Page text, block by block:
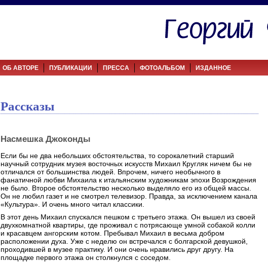
ОБ АВТОРЕ ПУБЛИКАЦИИ ПРЕССА ФОТОАЛЬБОМ ИЗДАННОЕ
Рассказы
Насмешка Джоконды
Если бы не два небольших обстоятельства, то сорокалетний старший
научный сотрудник музея восточных искусств Михаил Кругляк ничем бы не
отличался от большинства людей. Впрочем, ничего необычного в
фанатичной любви Михаила к итальянским художникам эпохи Возрождения
не было. Второе обстоятельство несколько выделяло его из общей массы.
Он не любил газет и не смотрел телевизор. Правда, за исключением канала
«Культура». И очень много читал классики.
В этот день Михаил спускался пешком с третьего этажа. Он вышел из своей
двухкомнатной квартиры, где проживал с потрясающе умной собакой колли
и красавцем ангорским котом. Пребывал Михаил в весьма добром
расположении духа. Уже с неделю он встречался с болгарской девушкой,
проходившей в музее практику. И они очень нравились друг другу. На
площадке первого этажа он столкнулся с соседом.